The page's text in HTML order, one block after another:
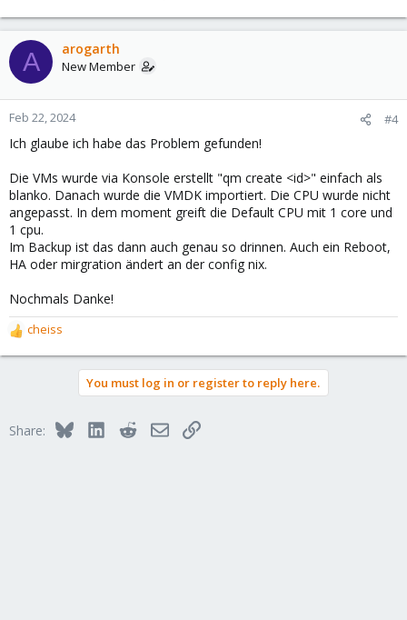
A arogarth
New Member
Feb 22, 2024 #4
Ich glaube ich habe das Problem gefunden!
Die VMs wurde via Konsole erstellt "qm create <id>" einfach als
blanko. Danach wurde die VMDK importiert. Die CPU wurde nicht
angepasst. In dem moment greift die Default CPU mit 1 core und
1 cpu.
Im Backup ist das dann auch genau so drinnen. Auch ein Reboot,
HA oder mirgration ändert an der config nix.
Nochmals Danke!
R
e
o
cheiss
You must log in or register to reply here.
Share: BlueskyLinkedInRedditEmailLink